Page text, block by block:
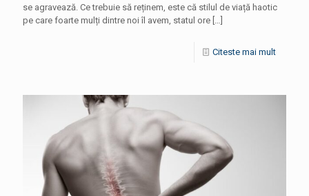
se agravează. Ce trebuie să reținem, este că stilul de viață haotic
pe care foarte mulți dintre noi îl avem, statul ore […]
Citeste mai mult